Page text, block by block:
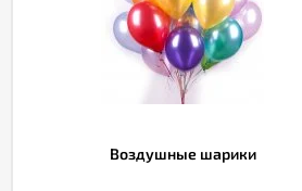
Воздушные шарики